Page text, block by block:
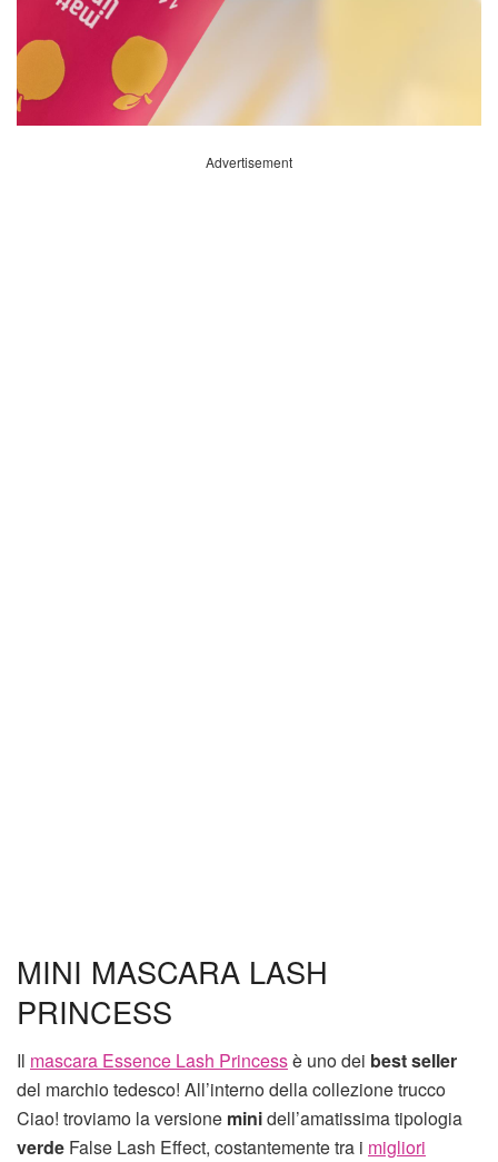
Advertisement
MINI MASCARA LASH
PRINCESS
Il mascara Essence Lash Princessè uno dei best seller
del marchio tedesco! All’interno della collezione trucco
Ciao! troviamo la versione minidell’amatissima tipologia
verde False Lash Effect, costantemente tra i migliori